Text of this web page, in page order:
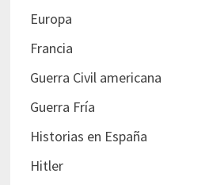
Europa
Francia
Guerra Civil americana
Guerra Fría
Historias en España
Hitler